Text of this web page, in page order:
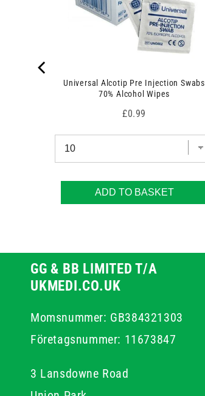
Universal Alcotip Pre Injection Swabs
70% Alcohol Wipes
Price
£0.99
ADD TO BASKET
GG & BB LIMITED T/A
UKMEDI.CO.UK
Momsnummer: GB384321303
Företagsnummer: 11673847
3 Lansdowne Road